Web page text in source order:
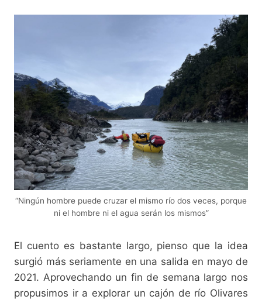
“Ningún hombre puede cruzar el mismo río dos veces, porque
ni el hombre ni el agua serán los mismos”
El cuento es bastante largo, pienso que la idea
surgió más seriamente en una salida en mayo de
2021. Aprovechando un fin de semana largo nos
propusimos ir a explorar un cajón de río Olivares